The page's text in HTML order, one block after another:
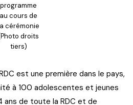
programme
au cours de
cérémonie
droits
tiers)
est une première dans le pays,
à 100 adolescentes et jeunes
ans de toute la RDC et de